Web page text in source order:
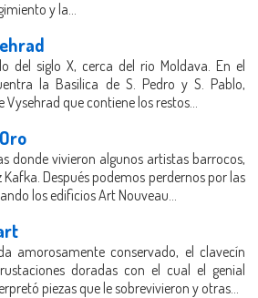
y la...
del siglo X, cerca del rio Moldava. En el
la Basilica de S. Pedro y S. Pablo,
que contiene los restos...
donde vivieron algunos artistas barrocos,
Kafka. Después podemos perdernos por las
los edificios Art Nouveau...
amorosamente conservado, el clavecín
doradas con el cual el genial
piezas que le sobrevivieron y otras...